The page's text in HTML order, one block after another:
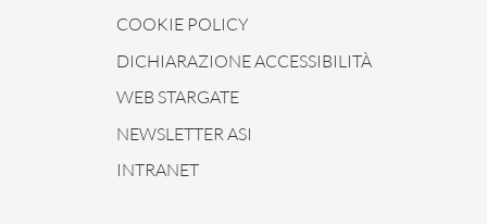
COOKIE POLICY
DICHIARAZIONE ACCESSIBILITÀ
WEB STARGATE
NEWSLETTER ASI
INTRANET